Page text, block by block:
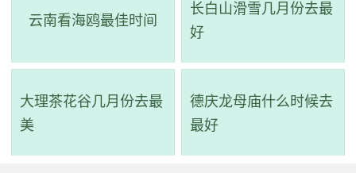
云南看海鸥最佳时间
长白山滑雪几月份去最
好
大理茶花谷几月份去最
美
德庆龙母庙什么时候去
最好